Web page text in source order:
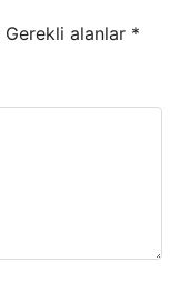
Gerekli alanlar *